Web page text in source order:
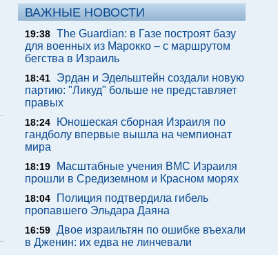
ВАЖНЫЕ НОВОСТИ
19:38 The Guardian: в Газе построят базу
для военных из Марокко – с маршрутом
бегства в Израиль
18:41
Эрдан и Эдельштейн создали новую
партию: "Ликуд" больше не представляет
правых
18:24
Юношеская сборная Израиля по
гандболу впервые вышла на чемпионат
мира
18:19
Масштабные учения ВМС Израиля
прошли в Средиземном и Красном морях
18:04
Полиция подтвердила гибель
пропавшего Эльдара Даяна
16:59 Двое израильтян по ошибке въехали
в Дженин: их едва не линчевали